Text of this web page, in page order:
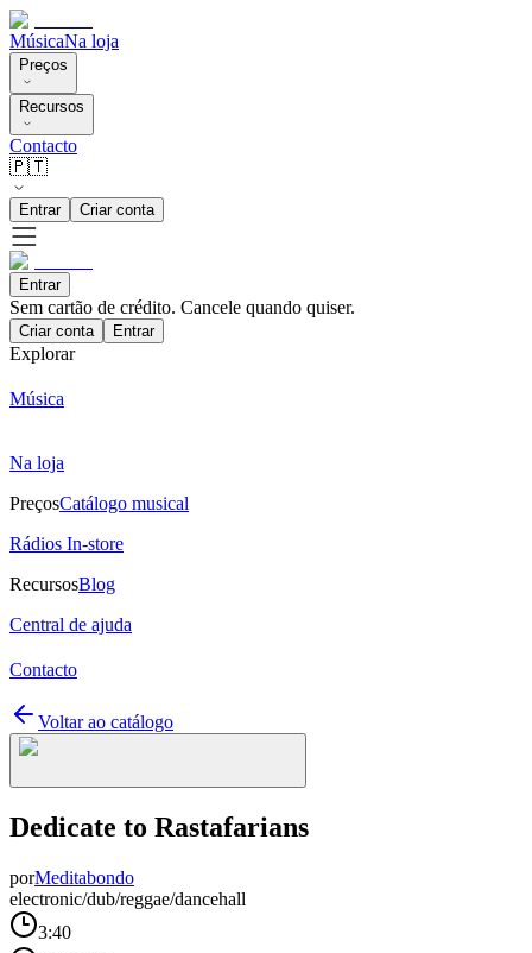
MúsicaNa loja
Preços
Recursos
Contacto
🇵🇹
Entrar Criar conta
Entrar
Sem cartão de crédito. Cancele quando quiser.
Criar conta Entrar
Explorar
Música
Na loja
PreçosCatálogo musical
Rádios In-store
RecursosBlog
Central de ajuda
Contacto
Voltar ao catálogo
Dedicate to Rastafarians
porMeditabondo
electronic/dub/reggae/dancehall
3:40